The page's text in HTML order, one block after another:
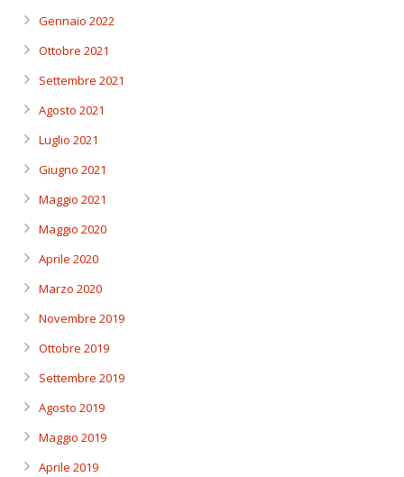
Gennaio 2022
Ottobre 2021
Settembre 2021
Agosto 2021
Luglio 2021
Giugno 2021
Maggio 2021
Maggio 2020
Aprile 2020
Marzo 2020
Novembre 2019
Ottobre 2019
Settembre 2019
Agosto 2019
Maggio 2019
Aprile 2019